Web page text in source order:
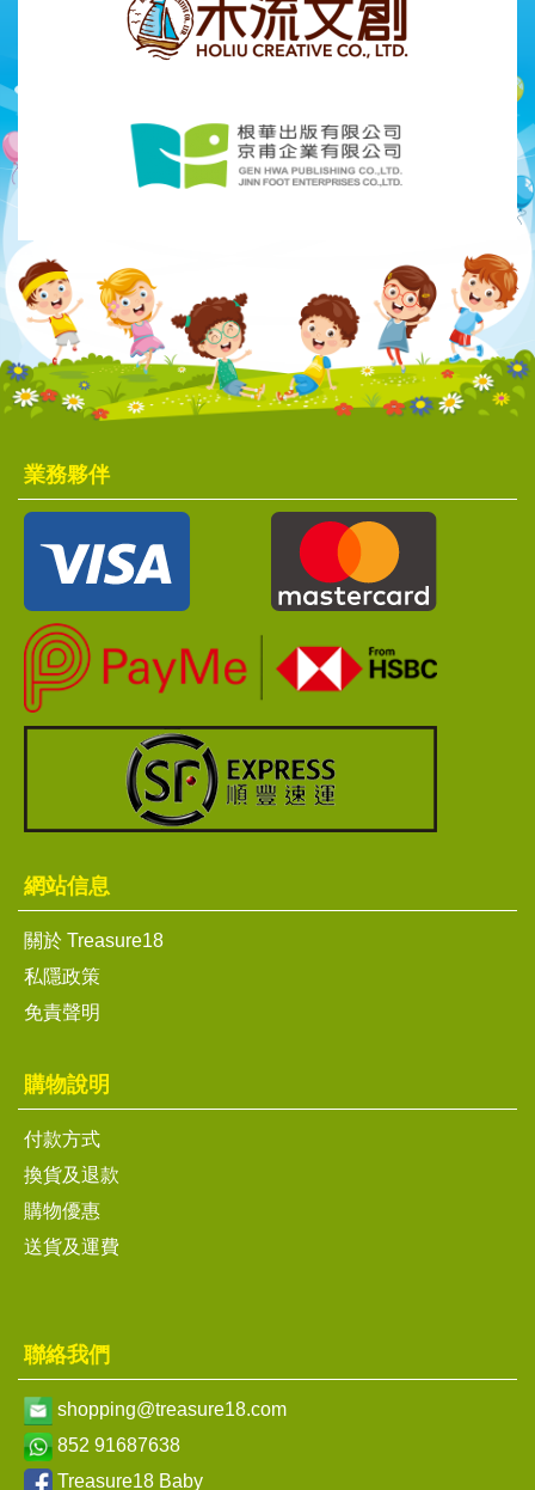
業務夥伴
網站信息
關於 Treasure18
私隱政策
免責聲明
購物說明
付款方式
換貨及退款
購物優惠
送貨及運費
聯絡我們
shopping@treasure18.com
852 91687638
Treasure18 Baby